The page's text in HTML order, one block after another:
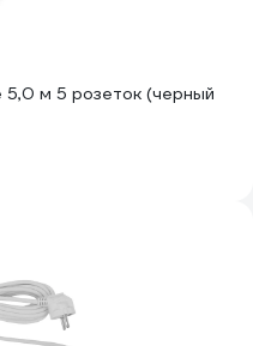
м 5 розеток (черный